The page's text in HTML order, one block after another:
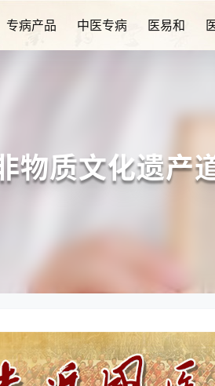
专病产品 中医专病 医易和
物质文化遗产